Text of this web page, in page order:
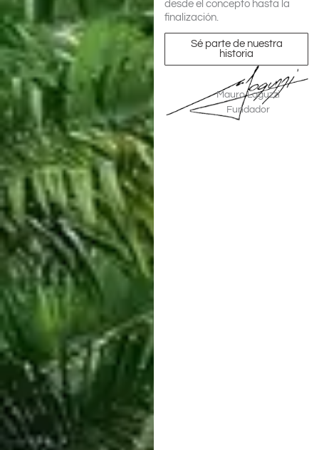
desde el concepto hasta la
finalización.
Sé parte de nuestra
historia
Mauro Laguzzi
Fundador